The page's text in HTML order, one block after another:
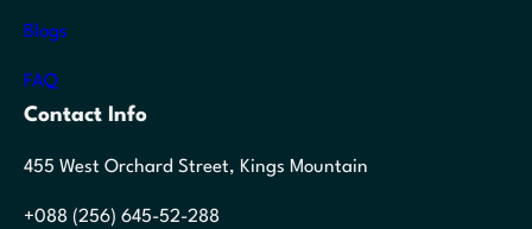
Blogs
FAQ
Contact Info
455 West Orchard Street, Kings Mountain
+088 (256) 645-52-288